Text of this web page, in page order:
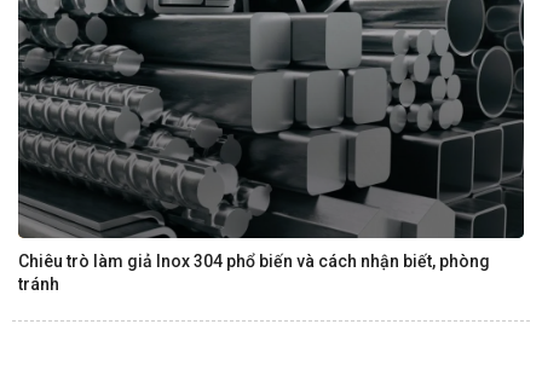
Chiêu trò làm giả Inox 304 phổ biến và cách nhận biết, phòng
tránh